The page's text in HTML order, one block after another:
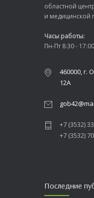
областной
и медицинской
Часы работы:
Пн-Пт 8:30 - 17:00
460000, г.
12А
+7 (3532)
+7 (3532)
Последние